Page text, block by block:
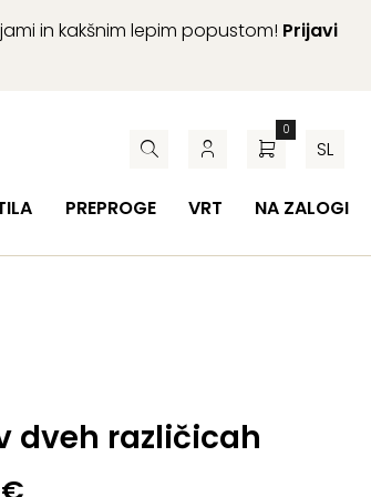
in kakšnim lepim popustom! Prijavi
0
SL
PREPROGE VRT NA ZALOGI
dveh različicah